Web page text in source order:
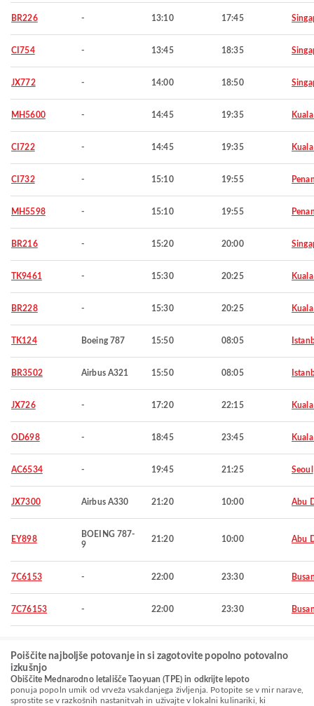
BR226 - 13:10 17:45
CI754 - 13:45 18:35
JX772 - 14:00 18:50
MH5600 - 14:45 19:35
CI722 - 14:45 19:35
CI732 - 15:10 19:55
MH5598 - 15:10 19:55
BR216 - 15:20 20:00
TK9461 - 15:30 20:25
BR228 - 15:30 20:25
TK124 Boeing 787 15:50 08:05
BR3502 Airbus A321 15:50 08:05
JX726 - 17:20 22:15
OD698 - 18:45 23:45
AC6534 - 19:45 21:25 Seoul
JX7300 Airbus A330 21:20 10:00 Abu
EY898
BOEING 787-
9
21:20 10:00 Abu
7C6153 - 22:00 23:30
7C76153 - 22:00 23:30
Poiščite najboljše potovanje in si zagotovite popolno potovalno
izkušnjo
Obiščite Mednarodno letališče Taoyuan (TPE) in odkrijte lepoto
ponuja popoln umik od vrveža vsakdanjega življenja. Potopite se v mir narave,
sprostite se v razkošnih nastanitvah in uživajte v lokalni kulinariki, ki